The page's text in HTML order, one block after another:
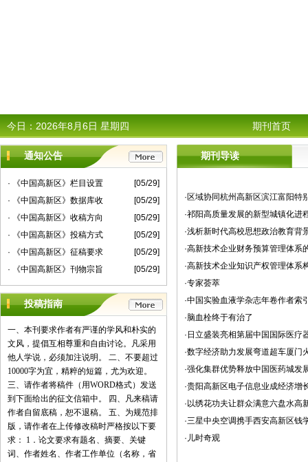
今日： 2026年8月6日 星期四 期刊首页
通知公告
· 《中国高新区》栏目设置
[05/29]
· 《中国高新区》数据库收
[05/29]
· 《中国高新区》收稿方向
[05/29]
· 《中国高新区》投稿方式
[05/29]
· 《中国高新区》征稿要求
[05/29]
· 《中国高新区》刊物宗旨
[05/29]
投稿指南
一、本刊要求作者有严谨的学风和朴实的
文风，提倡互相尊重和自由讨论。凡采用
他人学说，必须加注说明。 二、不要超过
10000字为宜，精粹的短篇，尤为欢迎。
三、请作者将稿件（用WORD格式）发送
到下面给出的征文信箱中。 四、凡来稿请
作者自留底稿，恕不退稿。 五、为规范排
版，请作者在上传修改稿时严格按以下要
求： 1．论文要求有题名、摘要、关键
词、作者姓名、作者工作单位（名称，省
期刊导读
·区域协同杭州高新区滨江富阳特
·祁阳高质量发展的新型城镇化进
·浅析新时代高校思想政治教育背
·高新技术企业财务预算管理体系
·高新技术企业知识产权管理体系
·专家荟萃
·中国实验血液学杂志年卷作者索
·脑血栓终于有治了
·日立盛装亮相第届中国国际医疗
·数字经济助力发展弯道超车厦门
·强化集群优势释放中国医药城发
·贵阳高新区电子信息业成经济增
·以绣花功夫让群众满意六盘水高
·三星中央空调携手西安高新区钱
·儿时奇观